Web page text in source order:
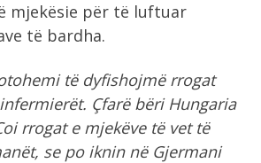
mjekësie për të luftuar
të bardha.
të dyfishojmë rrogat
Çfarë bëri Hungaria
rrogat e mjekëve të vet të
se po iknin në Gjermani